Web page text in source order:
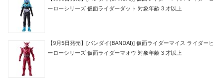
ーローシリーズ 仮面ライダーダット 対象年齢 3 才以上
【9月5日発売】[バンダイ(BANDAI)] 仮面ライダーマイス ライダーヒ
ーローシリーズ 仮面ライダーマオウ 対象年齢 3 才以上